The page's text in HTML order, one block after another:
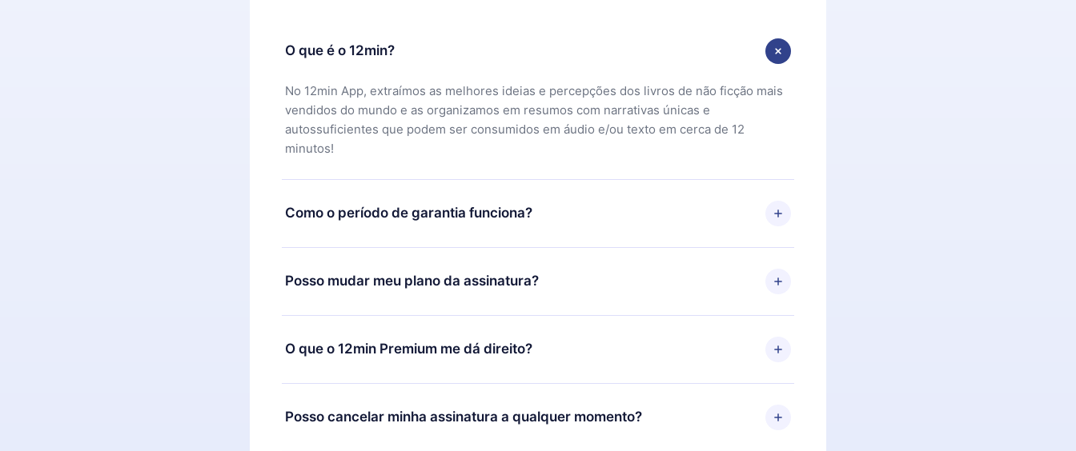
O que é o 12min?
No 12min App, extraímos as melhores ideias e percepções dos livros de não ficção mais
vendidos do mundo e as organizamos em resumos com narrativas únicas e
autossuficientes que podem ser consumidos em áudio e/ou texto em cerca de 12
minutos!
Como o período de garantia funciona?
Você pode baixar nosso aplicativo e começar a aproveitar nossa biblioteca. Se por algum
motivo não ficar satisfeito com nossa plataforma, basta entrar em contato com nossa
equipe de suporte (
contato@12min.com
) em até 7 dias após a compra e solicitar o
Posso mudar meu plano da assinatura?
Sim, mas a mudança só se aplicará a partir do próximo período de cobrança. Por
exemplo, se você decidiu mudar sua assinatura mensal para anual, após confirmar a
mudança para o plano anual, o novo plano só será aplicado e cobrado após o aniversário
O que o 12min Premium me dá direito?
O 12min Premium é um plano que te garante acesso a toda nossa biblioteca de 2500+
títulos disponíveis em 3 línguas (Inglês, espanhol e português) que você pode ler ou
ouvir a qualquer momento através do nosso aplicativo disponível para iOS, Android e
Posso cancelar minha assinatura a qualquer momento?